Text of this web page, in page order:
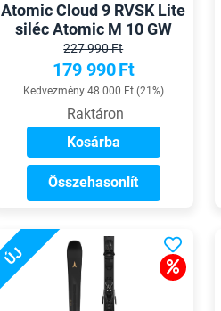
Atomic Cloud 9 RVSK Lite
siléc Atomic M 10 GW
kötésel
227 990 Ft
179 990Ft
Kedvezmény 48 000 Ft (21%)
Raktáron
Kosárba
Összehasonlít
ÚJ